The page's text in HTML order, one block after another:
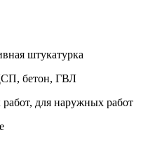
штукатурка
бетон, ГВЛ
для наружных работ